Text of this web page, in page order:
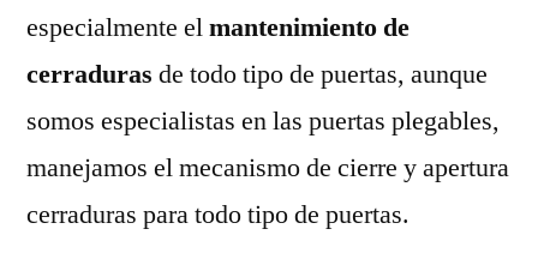
especialmente elmantenimiento de
cerraduras de todo tipo de puertas, aunque
somos especialistas en las puertas plegables,
manejamos el mecanismo de cierre y apertura
cerraduras para todo tipo de puertas.